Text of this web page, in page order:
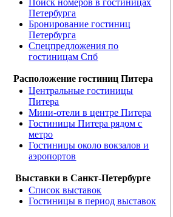
Поиск номеров в гостиницах
Петербурга
Бронирование гостиниц
Петербурга
Спецпредложения по
гостиницам Спб
Расположение гостиниц Питера
Центральные гостиницы
Питера
Мини-отели в центре Питера
Гостиницы Питера рядом с
метро
Гостиницы около вокзалов и
аэропортов
Выставки в Санкт-Петербурге
Список выставок
Гостиницы в период выставок